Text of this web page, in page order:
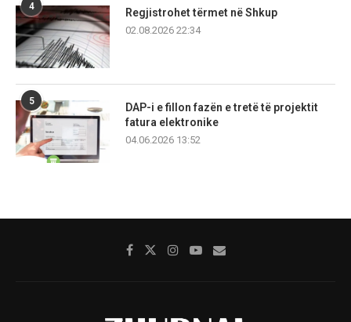
4
Regjistrohet tërmet në Shkup
02.08.2026 22:34
5
DAP-i e fillon fazën e tretë të projektit
fatura elektronike
04.06.2026 13:52